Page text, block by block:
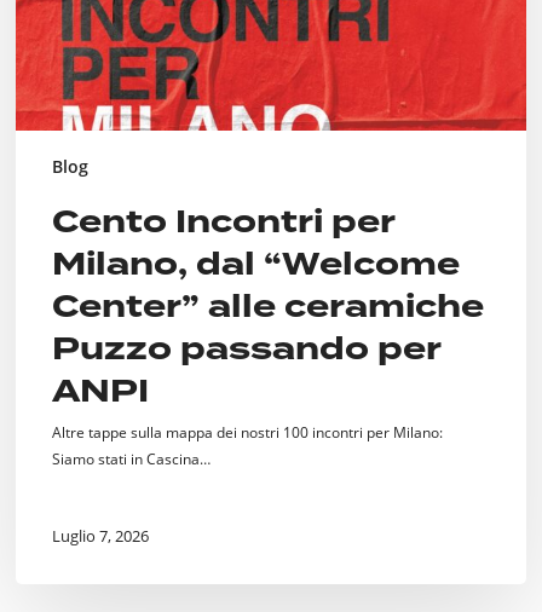
Blog
ceramiche
passando
per
ANPI
Cento Incontri per
Milano, dal “Welcome
Center” alle ceramiche
Puzzo passando per
ANPI
Altre tappe sulla mappa dei nostri 100 incontri per Milano:
Siamo stati in Cascina…
Luglio 7, 2026